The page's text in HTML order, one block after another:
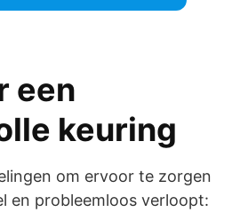
een
keuring
om ervoor te zorgen
en probleemloos verloopt: